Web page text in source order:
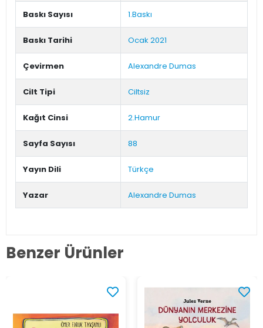
Baskı Sayısı 1.Baskı
Baskı Tarihi Ocak 2021
Çevirmen Alexandre Dumas
Cilt Tipi Ciltsiz
Kağıt Cinsi 2.Hamur
Sayfa Sayısı 88
Yayın Dili Türkçe
Yazar Alexandre Dumas
Benzer Ürünler